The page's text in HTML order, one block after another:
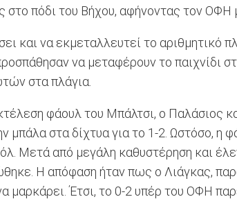
στο πόδι του Βήχου, αφήνοντας τον ΟΦΗ
και να εκμεταλλευτεί το αριθμητικό
να μεταφέρουν το παιχνίδι
στα πλάγια.
φάουλ του Μπάλτσι, ο Παλάσιος
στα δίχτυα για το 1-2. Ωστόσο, η
Μετά από μεγάλη καθυστέρηση και
Η απόφαση ήταν πως ο Λιάγκας,
μαρκάρει. Έτσι, το 0-2 υπέρ του ΟΦΗ